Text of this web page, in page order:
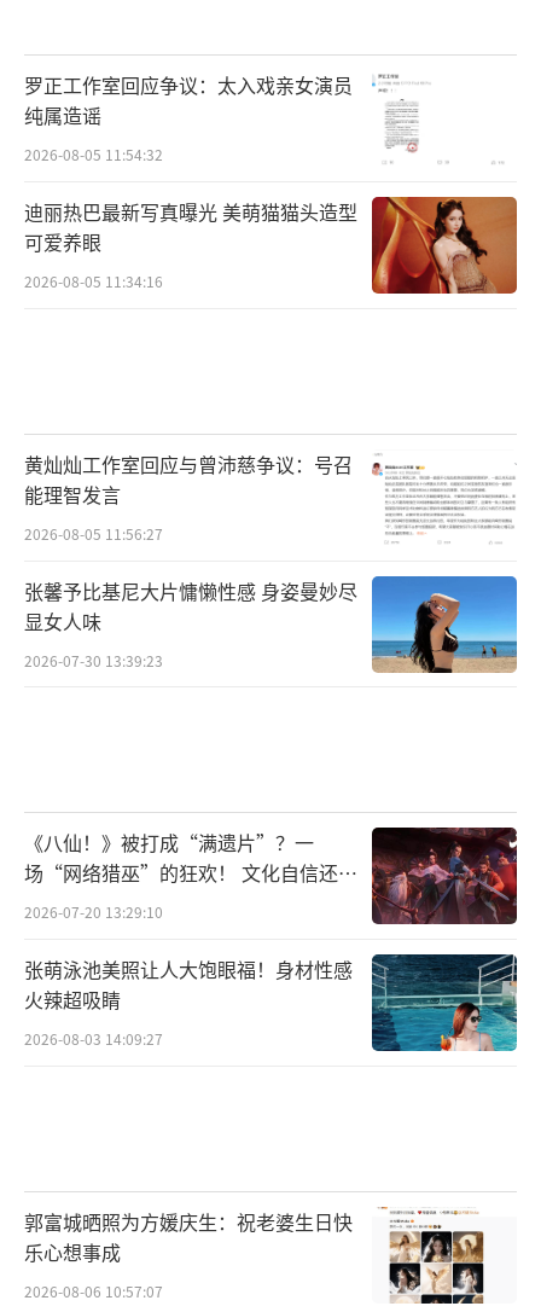
罗正工作室回应争议：太入戏亲女演员
纯属造谣
2026-08-05 11:54:32
迪丽热巴最新写真曝光 美萌猫猫头造型
可爱养眼
2026-08-05 11:34:16
黄灿灿工作室回应与曾沛慈争议：号召
能理智发言
2026-08-05 11:56:27
张馨予比基尼大片慵懒性感 身姿曼妙尽
显女人味
2026-07-30 13:39:23
《八仙！》被打成“满遗片”？一
场“网络猎巫”的狂欢！ 文化自信还是
焦虑？
2026-07-20 13:29:10
张萌泳池美照让人大饱眼福！身材性感
火辣超吸睛
2026-08-03 14:09:27
郭富城晒照为方媛庆生：祝老婆生日快
乐心想事成
2026-08-06 10:57:07